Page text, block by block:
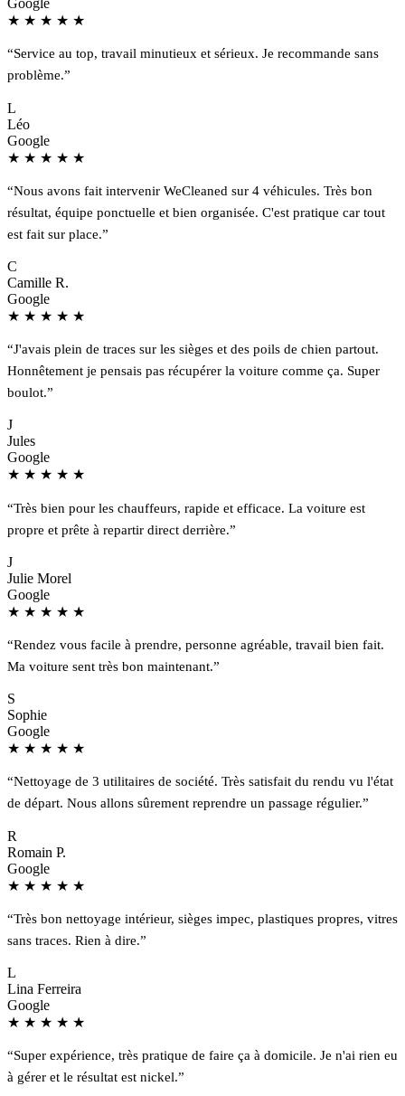
Google
★ ★ ★ ★ ★
“Service au top, travail minutieux et sérieux. Je recommande sans
problème.”
L
Léo
Google
★ ★ ★ ★ ★
“Nous avons fait intervenir WeCleaned sur 4 véhicules. Très bon
résultat, équipe ponctuelle et bien organisée. C'est pratique car tout
est fait sur place.”
C
Camille R.
Google
★ ★ ★ ★ ★
“J'avais plein de traces sur les sièges et des poils de chien partout.
Honnêtement je pensais pas récupérer la voiture comme ça. Super
boulot.”
J
Jules
Google
★ ★ ★ ★ ★
“Très bien pour les chauffeurs, rapide et efficace. La voiture est
propre et prête à repartir direct derrière.”
J
Julie Morel
Google
★ ★ ★ ★ ★
“Rendez vous facile à prendre, personne agréable, travail bien fait.
Ma voiture sent très bon maintenant.”
S
Sophie
Google
★ ★ ★ ★ ★
“Nettoyage de 3 utilitaires de société. Très satisfait du rendu vu l'état
de départ. Nous allons sûrement reprendre un passage régulier.”
R
Romain P.
Google
★ ★ ★ ★ ★
“Très bon nettoyage intérieur, sièges impec, plastiques propres, vitres
sans traces. Rien à dire.”
L
Lina Ferreira
Google
★ ★ ★ ★ ★
“Super expérience, très pratique de faire ça à domicile. Je n'ai rien eu
à gérer et le résultat est nickel.”